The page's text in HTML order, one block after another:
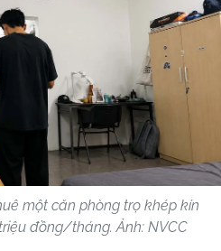
một căn phòng trọ khép kín
đồng/tháng. Ảnh: NVCC